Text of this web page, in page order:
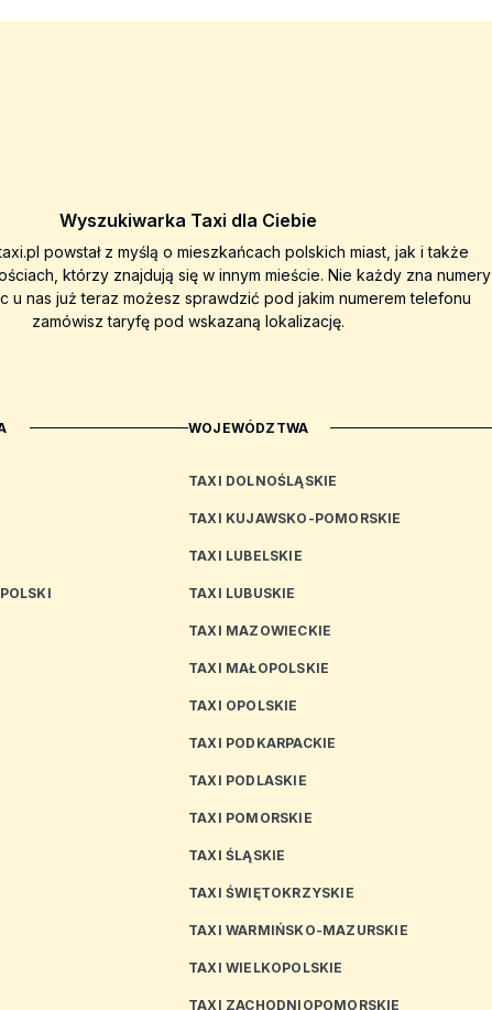
Wyszukiwarka Taxi dla Ciebie
powstał z myślą o mieszkańcach polskich miast, jak i także
którzy znajdują się w innym mieście. Nie każdy zna numery
u nas już teraz możesz sprawdzić pod jakim numerem telefonu
zamówisz taryfę pod wskazaną lokalizację.
WOJEWÓDZTWA
TAXI DOLNOŚLĄSKIE
TAXI KUJAWSKO-POMORSKIE
TAXI LUBELSKIE
TAXI LUBUSKIE
TAXI MAZOWIECKIE
TAXI MAŁOPOLSKIE
TAXI OPOLSKIE
TAXI PODKARPACKIE
TAXI PODLASKIE
TAXI POMORSKIE
TAXI ŚLĄSKIE
TAXI ŚWIĘTOKRZYSKIE
TAXI WARMIŃSKO-MAZURSKIE
TAXI WIELKOPOLSKIE
TAXI ZACHODNIOPOMORSKIE